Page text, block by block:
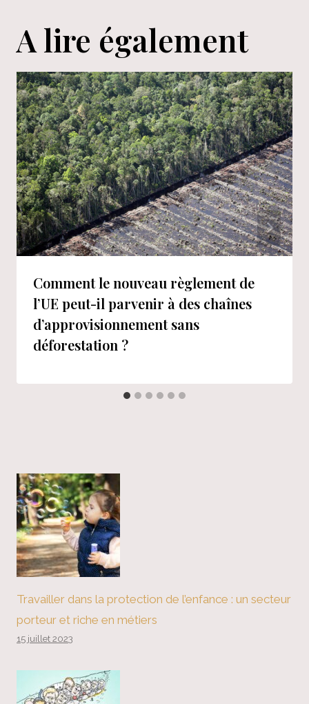
A lire également
Comment le nouveau règlement de
l’UE peut-il parvenir à des chaînes
d’approvisionnement sans
déforestation ?
Travailler dans la protection de l’enfance : un secteur
porteur et riche en métiers
15 juillet 2023